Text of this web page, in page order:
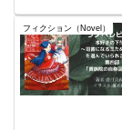
フィクション（Novel）